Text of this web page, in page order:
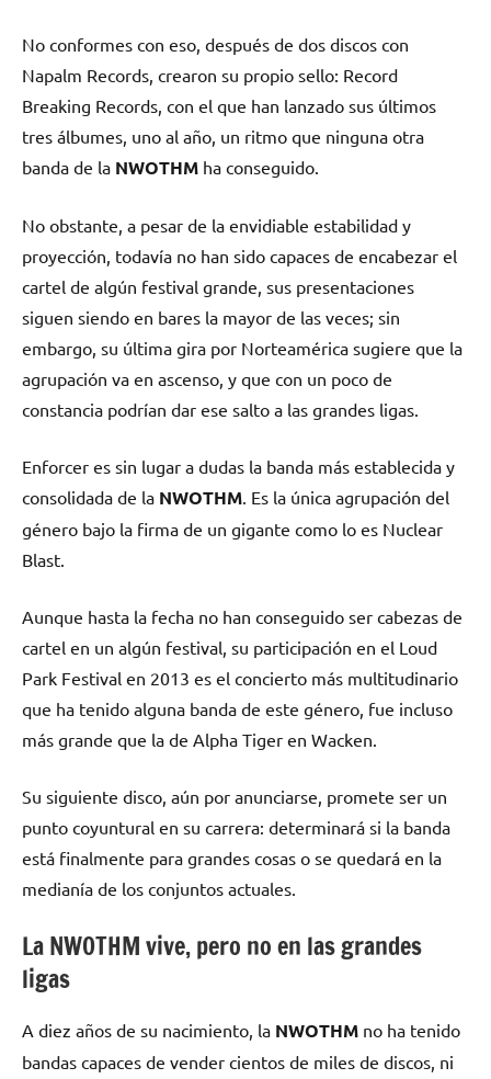
No conformes con eso, después de dos discos con
Napalm Records, crearon su propio sello: Record
Breaking Records, con el que han lanzado sus últimos
tres álbumes, uno al año, un ritmo que ninguna otra
banda de la NWOTHM ha conseguido.
No obstante, a pesar de la envidiable estabilidad y
proyección, todavía no han sido capaces de encabezar el
cartel de algún festival grande, sus presentaciones
siguen siendo en bares la mayor de las veces; sin
embargo, su última gira por Norteamérica sugiere que la
agrupación va en ascenso, y que con un poco de
constancia podrían dar ese salto a las grandes ligas.
Enforcer es sin lugar a dudas la banda más establecida y
consolidada de la NWOTHM. Es la única agrupación del
género bajo la firma de un gigante como lo es Nuclear
Blast.
Aunque hasta la fecha no han conseguido ser cabezas de
cartel en un algún festival, su participación en el Loud
Park Festival en 2013 es el concierto más multitudinario
que ha tenido alguna banda de este género, fue incluso
más grande que la de Alpha Tiger en Wacken.
Su siguiente disco, aún por anunciarse, promete ser un
punto coyuntural en su carrera: determinará si la banda
está finalmente para grandes cosas o se quedará en la
medianía de los conjuntos actuales.
La NWOTHM vive, pero no en las grandes
ligas
A diez años de su nacimiento, la NWOTHM no ha tenido
bandas capaces de vender cientos de miles de discos, ni